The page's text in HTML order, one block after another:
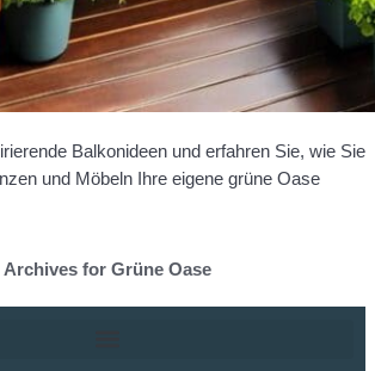
Balkonideen und erfahren Sie, wie Sie
und Möbeln Ihre eigene grüne Oase
Archives for Grüne Oase